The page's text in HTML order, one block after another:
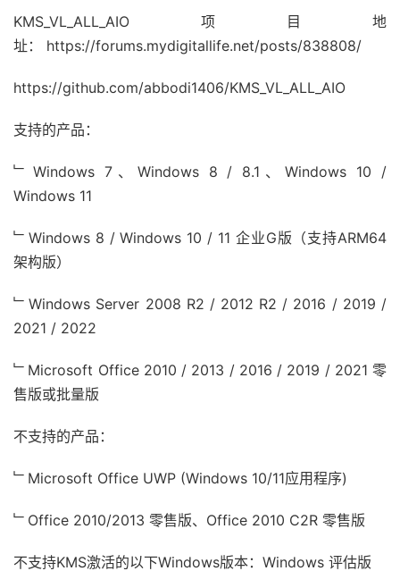
KMS_VL_ALL_AIO项目地
址： https://forums.mydigitallife.net/posts/838808/
https://github.com/abbodi1406/KMS_VL_ALL_AIO
支持的产品：
﹂Windows 7、Windows 8 / 8.1、Windows 10 /
Windows 11
﹂Windows 8 / Windows 10 / 11 企业G版（支持ARM64
架构版）
﹂Windows Server 2008 R2 / 2012 R2 / 2016 / 2019 /
2021 / 2022
﹂Microsoft Office 2010 / 2013 / 2016 / 2019 / 2021 零
售版或批量版
不支持的产品：
﹂Microsoft Office UWP (Windows 10/11应用程序)
﹂Office 2010/2013 零售版、Office 2010 C2R 零售版
不支持KMS激活的以下Windows版本：Windows 评估版